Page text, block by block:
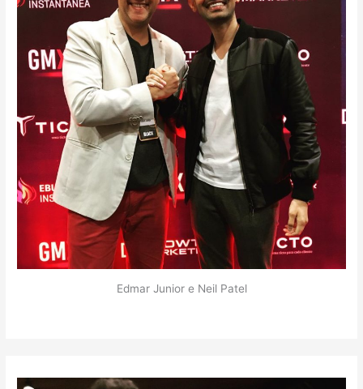
Edmar Junior e Neil Patel